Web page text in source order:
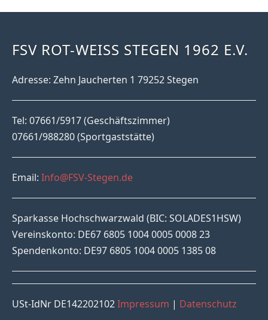
FSV ROT-WEISS STEGEN 1962 E.V.
Adresse: Zehn Jaucherten 1 79252 Stegen
Tel: 07661/5917 (Geschäftszimmer)
07661/988280 (Sportgaststätte)
Email: Info@FSV-Stegen.de
Sparkasse Hochschwarzwald (BIC: SOLADES1HSW)
Vereinskonto: DE67 6805 1004 0005 0008 23
Spendenkonto: DE97 6805 1004 0005 1385 08
USt-IdNr DE142202102Impressum | Datenschutz